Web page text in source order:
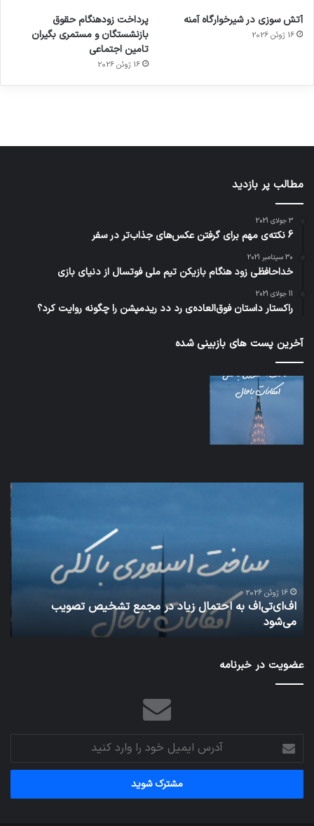
آتش سوزی در شیرخوارگاه آمنه
16 ژوئن 2026
پرداخت زودهنگام حقوق
بازنشستگان و مستمری بگیران
تامین اجتماعی
16 ژوئن 2026
برای
کشف
توسط
مجازی
…
ساعت
هوشمند
با طعم
توسط
ژاکت
در
های
2023
توسط
مطالب پر بازدید
3 جولای 2021
6 نکته‌ی مهم برای گرفتن عکس‌های جذاب‌تر در سفر
30 سپتامبر 2021
خداحافظی زود هنگام بازیکن تیم ملی فوتسال از دنیای بازی
11 جولای 2021
راکستار داستان فوق‌العاده‌ی رد دد ریدمپشن را چگونه روایت کرد؟
آخرین پست های بازبینی شده
هواپیما
25 ژانویه 2022
شبکه 5G می‌تواند باعث سقوط هواپیما شود
عضویت در خبرنامه
آدرس
ایمیل
خود
وارد